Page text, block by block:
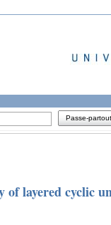
Passe-partout
of layered cyclic